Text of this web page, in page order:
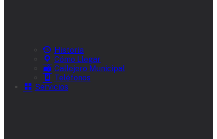
Historia
Cómo Llegar
Callejero Municipal
Teléfonos
Servicios